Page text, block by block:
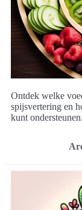
Ontdek welke
spijsvertering en
kunt ondersteunen.